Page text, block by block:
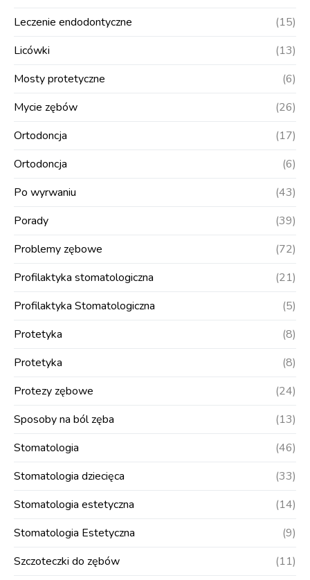
Leczenie endodontyczne
(15)
Licówki
(13)
Mosty protetyczne
(6)
Mycie zębów
(26)
Ortodoncja
(17)
Ortodoncja
(6)
Po wyrwaniu
(43)
Porady
(39)
Problemy zębowe
(72)
Profilaktyka stomatologiczna
(21)
Profilaktyka Stomatologiczna
(5)
Protetyka
(8)
Protetyka
(8)
Protezy zębowe
(24)
Sposoby na ból zęba
(13)
Stomatologia
(46)
Stomatologia dziecięca
(33)
Stomatologia estetyczna
(14)
Stomatologia Estetyczna
(9)
Szczoteczki do zębów
(11)